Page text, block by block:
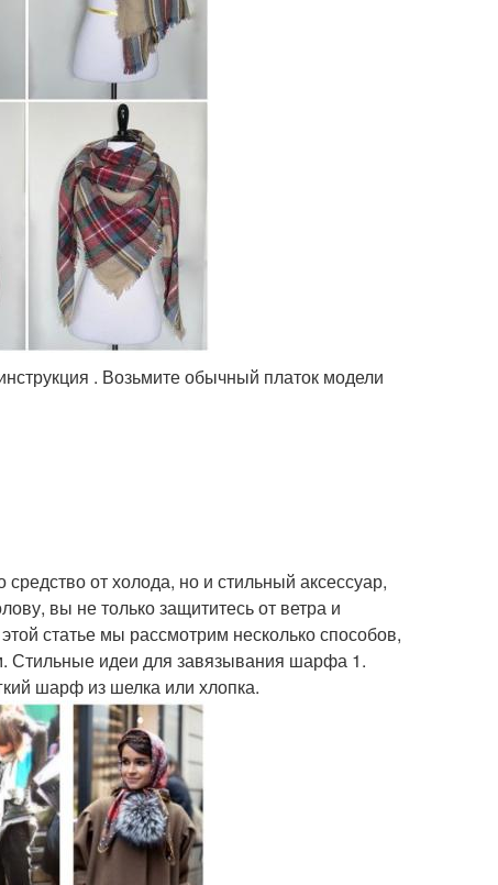
. Возьмите обычный платок модели
от холода, но и стильный аксессуар,
вы не только защититесь от ветра и
статье мы рассмотрим несколько способов,
Стильные идеи для завязывания шарфа 1.
шарф из шелка или хлопка.